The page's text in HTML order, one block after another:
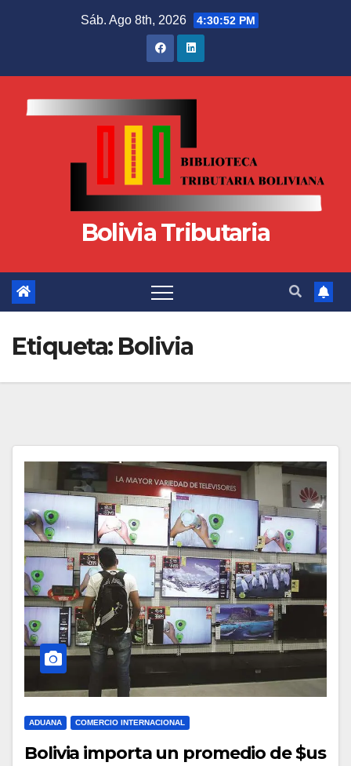
Sáb. Ago 8th, 2026 4:30:54 PM
Bolivia Tributaria
Etiqueta: Bolivia
ADUANA COMERCIO INTERNACIONAL
Bolivia importa un promedio de $us